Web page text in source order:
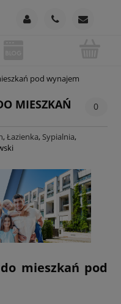
pod wynajem
MIESZKAŃ 0
, Łazienka, Sypialnia,
mieszkań pod